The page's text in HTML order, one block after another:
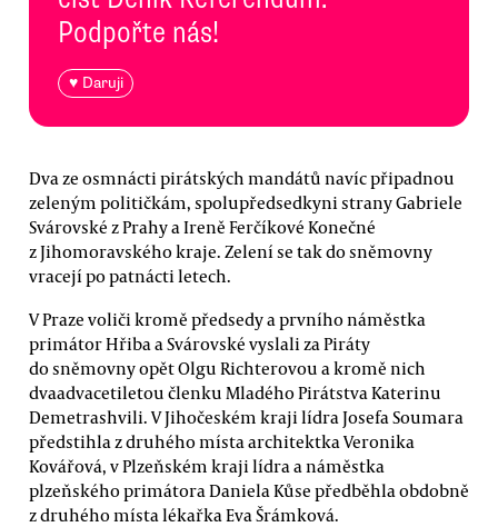
Podpořte nás!
♥ Daruji
Dva ze osmnácti pirátských mandátů navíc připadnou
zeleným političkám, spolupředsedkyni strany Gabriele
Svárovské z Prahy a Ireně Ferčíkové Konečné
z Jihomoravského kraje. Zelení se tak do sněmovny
vracejí po patnácti letech.
V Praze voliči kromě předsedy a prvního náměstka
primátor Hřiba a Svárovské vyslali za Piráty
do sněmovny opět Olgu Richterovou a kromě nich
dvaadvacetiletou členku Mladého Pirátstva Katerinu
Demetrashvili. V Jihočeském kraji lídra Josefa Soumara
předstihla z druhého místa architektka Veronika
Kovářová, v Plzeňském kraji lídra a náměstka
plzeňského primátora Daniela Kůse předběhla obdobně
z druhého místa lékařka Eva Šrámková.